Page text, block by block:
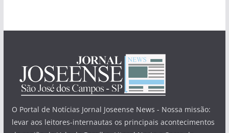
O Portal de Notícias Jornal Joseense News - Nossa missão:
levar aos leitores-internautas os principais acontecimentos